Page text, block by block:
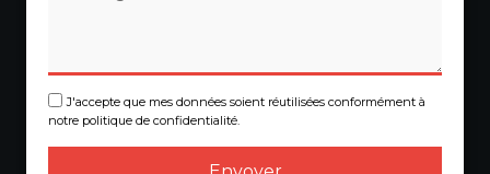
J'accepte que mes données soient réutilisées conformément à
notre politique de confidentialité.